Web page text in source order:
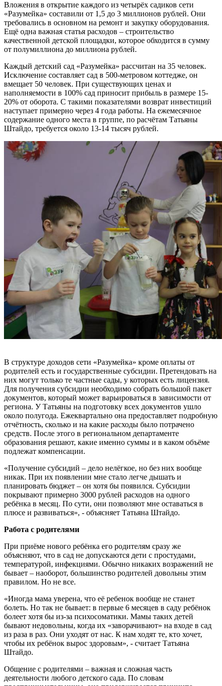
Вложения в открытие каждого из четырёх садиков сети
«Разумейка» составили от 1,5 до 3 миллионов рублей. Они
требовались в основном на ремонт и закупку оборудования.
Ещё одна важная статья расходов – строительство
качественной детской площадки, которое обходится в сумму
от полумиллиона до миллиона рублей.
Каждый детский сад «Разумейка» рассчитан на 35 человек.
Исключение составляет сад в 500-метровом коттедже, он
вмещает 50 человек. При существующих ценах и
наполняемости в 100% сад приносит прибыль в размере 15-
20% от оборота. С такими показателями возврат инвестиций
наступает примерно через 4 года работы. На ежемесячное
содержание одного места в группе, по расчётам Татьяны
Штайдо, требуется около 13-14 тысяч рублей.
В структуре доходов сети «Разумейка» кроме оплаты от
родителей есть и государственные субсидии. Претендовать на
них могут только те частные сады, у которых есть лицензия.
Для получения субсидии необходимо собрать большой пакет
документов, который может варьироваться в зависимости от
региона. У Татьяны на подготовку всех документов ушло
около полугода. Ежеквартально она предоставляет подробную
отчётность, сколько и на какие расходы было потрачено
средств. После этого в региональном департаменте
образования решают, какие именно суммы и в каком объёме
подлежат компенсации.
«Получение субсидий – дело нелёгкое, но без них вообще
никак. При их появлении мне стало легче дышать и
планировать бюджет – он хотя бы появился. Субсидии
покрывают примерно 3000 рублей расходов на одного
ребёнка в месяц. По сути, они позволяют мне оставаться в
плюсе и развиваться», - объясняет Татьяна Штайдо.
Работа с родителями
При приёме нового ребёнка его родителям сразу же
объясняют, что в сад не допускаются дети с простудами,
температурой, инфекциями. Обычно никаких возражений не
бывает – наоборот, большинство родителей довольны этим
правилом. Но не все.
«Иногда мама уверена, что её ребенок вообще не станет
болеть. Но так не бывает: в первые 6 месяцев в саду ребёнок
болеет хотя бы из-за психосоматики. Мамы таких детей
бывают недовольны, когда их «заворачивают» на входе в сад
из раза в раз. Они уходят от нас. К нам ходят те, кто хочет,
чтобы их ребёнок вырос здоровым», - считает Татьяна
Штайдо.
Общение с родителями – важная и сложная часть
деятельности любого детского сада. По словам